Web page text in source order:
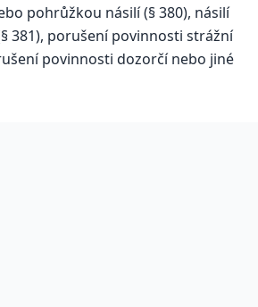
pohrůžkou násilí (§ 380), násilí
381), porušení povinnosti strážní
povinnosti dozorčí nebo jiné